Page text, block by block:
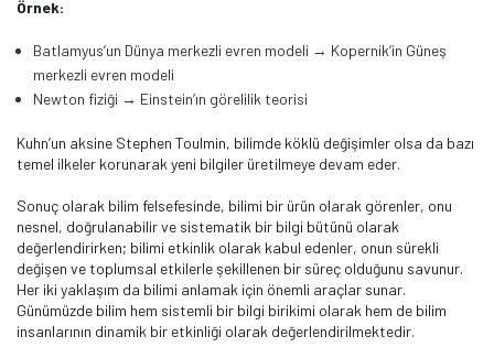
Örnek:
Batlamyus’un Dünya merkezli evren modeli → Kopernik’in Güneş
merkezli evren modeli
Newton fiziği → Einstein’ın görelilik teorisi
Kuhn’un aksine Stephen Toulmin, bilimde köklü değişimler olsa da bazı
temel ilkeler korunarak yeni bilgiler üretilmeye devam eder.
Sonuç olarak bilim felsefesinde, bilimi bir ürün olarak görenler, onu
nesnel, doğrulanabilir ve sistematik bir bilgi bütünü olarak
değerlendirirken; bilimi etkinlik olarak kabul edenler, onun sürekli
değişen ve toplumsal etkilerle şekillenen bir süreç olduğunu savunur.
Her iki yaklaşım da bilimi anlamak için önemli araçlar sunar.
Günümüzde bilim hem sistemli bir bilgi birikimi olarak hem de bilim
insanlarının dinamik bir etkinliği olarak değerlendirilmektedir​.